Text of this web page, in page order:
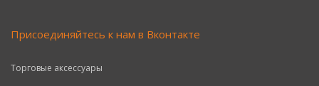
Присоединяйтесь к нам в Вконтакте
Торговые аксессуары